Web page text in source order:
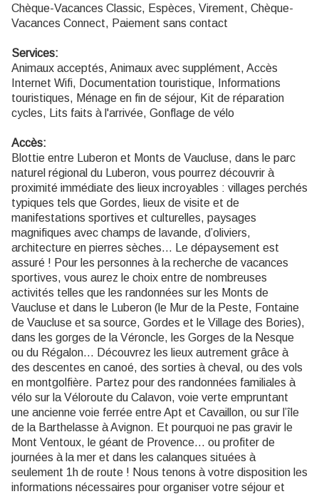
Chèque-Vacances Classic, Espèces, Virement, Chèque-
Vacances Connect, Paiement sans contact
Services:
Animaux acceptés, Animaux avec supplément, Accès
Internet Wifi, Documentation touristique, Informations
touristiques, Ménage en fin de séjour, Kit de réparation
cycles, Lits faits à l'arrivée, Gonflage de vélo
Accès:
Blottie entre Luberon et Monts de Vaucluse, dans le parc
naturel régional du Luberon, vous pourrez découvrir à
proximité immédiate des lieux incroyables : villages perchés
typiques tels que Gordes, lieux de visite et de
manifestations sportives et culturelles, paysages
magnifiques avec champs de lavande, d’oliviers,
architecture en pierres sèches… Le dépaysement est
assuré ! Pour les personnes à la recherche de vacances
sportives, vous aurez le choix entre de nombreuses
activités telles que les randonnées sur les Monts de
Vaucluse et dans le Luberon (le Mur de la Peste, Fontaine
de Vaucluse et sa source, Gordes et le Village des Bories),
dans les gorges de la Véroncle, les Gorges de la Nesque
ou du Régalon… Découvrez les lieux autrement grâce à
des descentes en canoé, des sorties à cheval, ou des vols
en montgolfière. Partez pour des randonnées familiales à
vélo sur la Véloroute du Calavon, voie verte empruntant
une ancienne voie ferrée entre Apt et Cavaillon, ou sur l’île
de la Barthelasse à Avignon. Et pourquoi ne pas gravir le
Mont Ventoux, le géant de Provence… ou profiter de
journées à la mer et dans les calanques situées à
seulement 1h de route ! Nous tenons à votre disposition les
informations nécessaires pour organiser votre séjour et